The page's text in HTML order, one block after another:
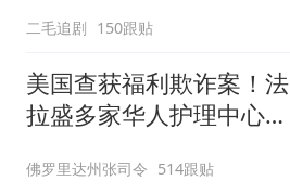
二毛追剧 150跟贴
美国查获福利欺诈案！法
拉盛多家华人护理中心欺
佛罗里达州张司令 514跟贴